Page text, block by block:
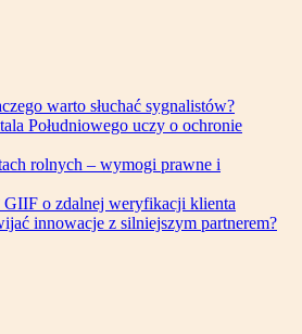
warto słuchać sygnalistów?
Południowego uczy o ochronie
rolnych – wymogi prawne i
o zdalnej weryfikacji klienta
innowacje z silniejszym partnerem?